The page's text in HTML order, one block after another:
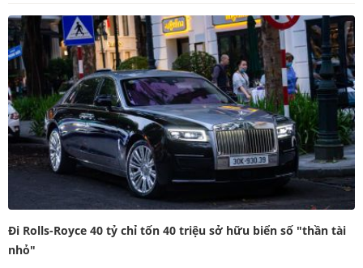
Đi Rolls-Royce 40 tỷ chỉ tốn 40 triệu sở hữu biển số "thần tài
nhỏ"